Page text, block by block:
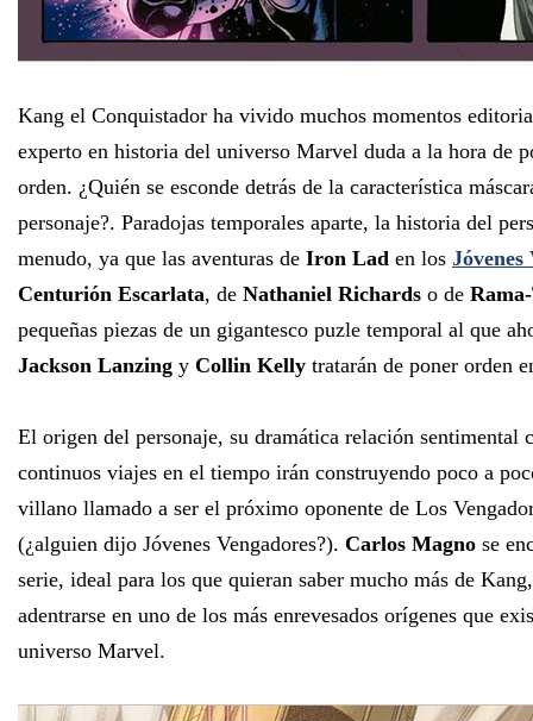
Kang el Conquistador ha vivido muchos momentos
experto en historia del universo Marvel duda a la hora de
orden. ¿Quién se esconde detrás de la característica
personaje?. Paradojas temporales aparte, la historia del
menudo, ya que las aventuras de Iron Lad en los Jóvenes
Centurión Escarlata, de Nathaniel Richards o de
pequeñas piezas de un gigantesco puzle temporal al que
Jackson Lanzing y Collin Kelly tratarán de poner orden
El origen del personaje, su dramática relación sentimental
continuos viajes en el tiempo irán construyendo poco a
villano llamado a ser el próximo oponente de Los
(¿alguien dijo Jóvenes Vengadores?). Carlos Magno se
serie, ideal para los que quieran saber mucho más de
adentrarse en uno de los más enrevesados orígenes que
universo Marvel.